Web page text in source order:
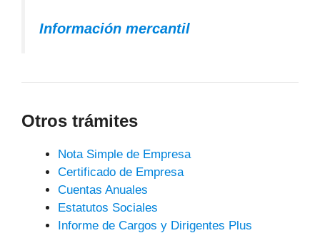
Información mercantil
Otros trámites
Nota Simple de Empresa
Certificado de Empresa
Cuentas Anuales
Estatutos Sociales
Informe de Cargos y Dirigentes Plus